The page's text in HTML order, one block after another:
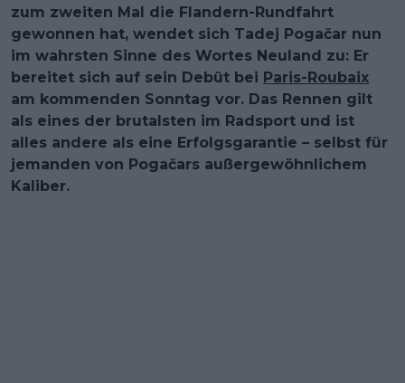
zum zweiten Mal die Flandern-Rundfahrt
gewonnen hat, wendet sich Tadej Pogačar nun
im wahrsten Sinne des Wortes Neuland zu: Er
bereitet sich auf sein Debüt bei Paris-Roubaix
am kommenden Sonntag vor. Das Rennen gilt
als eines der brutalsten im Radsport und ist
alles andere als eine Erfolgsgarantie – selbst für
jemanden von Pogačars außergewöhnlichem
Kaliber.